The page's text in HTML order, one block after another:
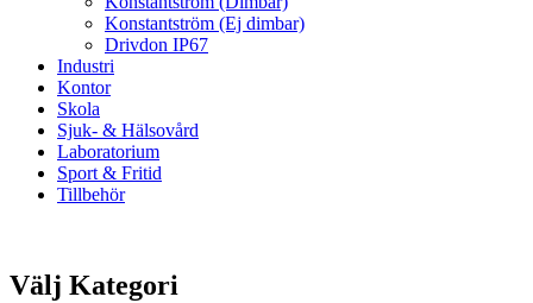
Konstantström (Ej dimbar)
Drivdon IP67
Industri
Kontor
Skola
Sjuk- & Hälsovård
Laboratorium
Sport & Fritid
Tillbehör
Välj Kategori